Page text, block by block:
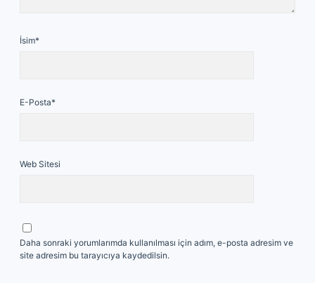
İsim*
E-Posta*
Web Sitesi
Daha sonraki yorumlarımda kullanılması için adım, e-posta adresim ve
site adresim bu tarayıcıya kaydedilsin.